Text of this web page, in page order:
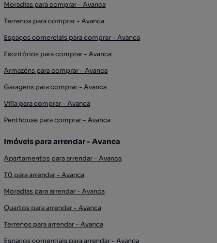
Moradias para comprar - Avanca
Terrenos para comprar - Avanca
Espaços comerciais para comprar - Avanca
Escritórios para comprar - Avanca
Armazéns para comprar - Avanca
Garagens para comprar - Avanca
Villa para comprar - Avanca
Penthouse para comprar - Avanca
Imóveis para arrendar - Avanca
Apartamentos para arrendar - Avanca
T0 para arrendar - Avanca
Moradias para arrendar - Avanca
Quartos para arrendar - Avanca
Terrenos para arrendar - Avanca
Espaços comerciais para arrendar - Avanca